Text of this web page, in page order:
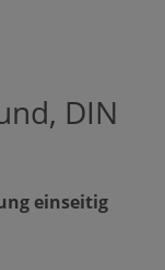
DIN
einseitig